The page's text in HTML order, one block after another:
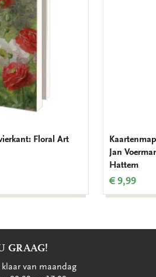
Floral Art
Jan
Hattem
€ 9,99
GRAAG!
van maandag